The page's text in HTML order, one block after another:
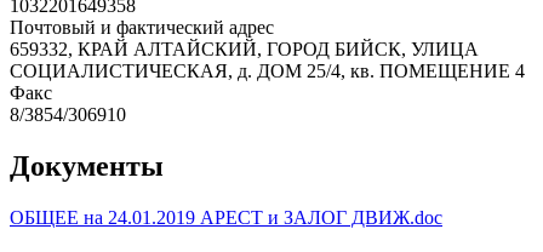
1032201649358
Почтовый и фактический адрес
659332, КРАЙ АЛТАЙСКИЙ, ГОРОД БИЙСК, УЛИЦА
СОЦИАЛИСТИЧЕСКАЯ, д. ДОМ 25/4, кв. ПОМЕЩЕНИЕ 4
Факс
8/3854/306910
Документы
ОБЩЕЕ на 24.01.2019 АРЕСТ и ЗАЛОГ ДВИЖ.doc